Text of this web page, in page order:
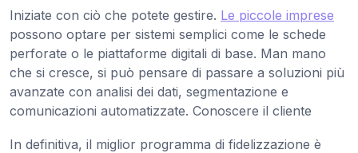
Iniziate con ciò che potete gestire. Le piccole imprese
possono optare per sistemi semplici come le schede
perforate o le piattaforme digitali di base. Man mano
che si cresce, si può pensare di passare a soluzioni più
avanzate con analisi dei dati, segmentazione e
comunicazioni automatizzate. Conoscere il cliente
In definitiva, il miglior programma di fidelizzazione è